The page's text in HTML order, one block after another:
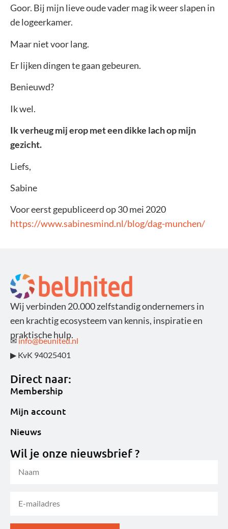
Goor. Bij mijn lieve oude vader mag ik weer slapen in
de logeerkamer.
Maar niet voor lang.
Er lijken dingen te gaan gebeuren.
Benieuwd?
Ik wel.
Ik verheug mij erop met een dikke lach op mijn
gezicht.
Liefs,
Sabine
Voor eerst gepubliceerd op 30 mei 2020
https://www.sabinesmind.nl/blog/dag-munchen/
Wij verbinden 20.000 zelfstandig ondernemers in
een krachtig ecosysteem van kennis, inspiratie en
praktische hulp.
✉ info@beunited.nl
▶ KvK 94025401
Direct naar:
Membership
Mijn account
Nieuws
Wil je onze nieuwsbrief ?